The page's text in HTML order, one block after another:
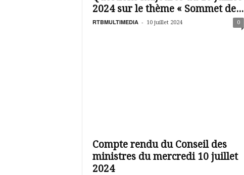
2024 sur le thème « Sommet de...
RTBMULTIMEDIA - 10 juillet 2024 0
Compte rendu du Conseil des
ministres du mercredi 10 juillet
2024